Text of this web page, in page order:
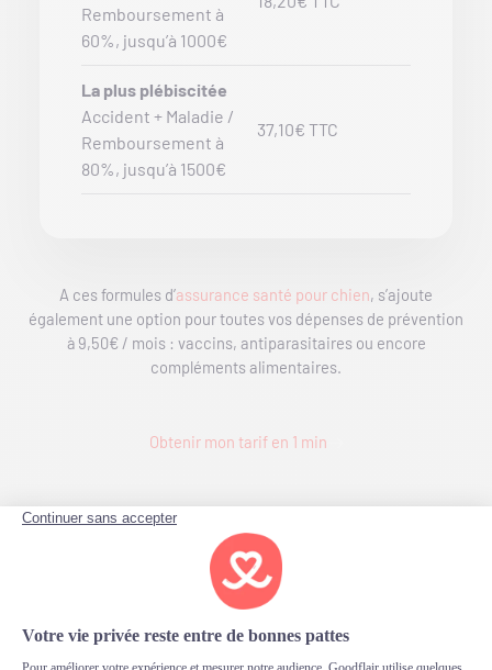
Remboursement à
60%, jusqu’à 1000€
La plus plébiscitée
Accident + Maladie /
Remboursement à
80%, jusqu’à 1500€
37,10€ TTC
A ces formules d’assurance santé pour chien, s’ajoute
également une option pour toutes vos dépenses de prévention
à 9,50€ / mois : vaccins, antiparasitaires ou encore
compléments alimentaires.
Obtenir mon tarif en 1 min
Mon Cane Corso au
quotidien